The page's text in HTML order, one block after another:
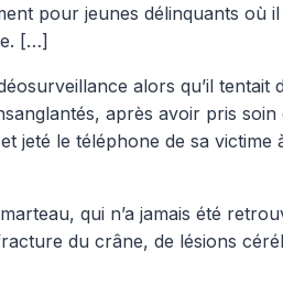
pour jeunes délinquants où
[…]
alors qu’il tentait
après avoir pris
jeté le téléphone de sa victime
qui n’a jamais été
du crâne, de lésions